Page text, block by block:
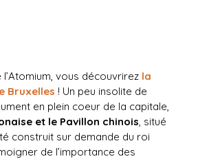
vous découvrirez la
Bruxelles ! Un peu insolite de
en plein coeur de la capitale,
et le Pavillon chinois, situé
construit sur demande du roi
de l’importance des